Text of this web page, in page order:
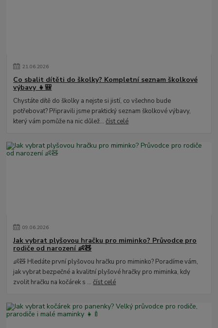
21.06.2026
Co sbalit dítěti do školky? Kompletní seznam školkové
výbavy 👧🎒
Chystáte dítě do školky a nejste si jistí, co všechno bude
potřebovat? Připravili jsme praktický seznam školkové výbavy,
který vám pomůže na nic důlež...číst celé
09.06.2026
Jak vybrat plyšovou hračku pro miminko? Průvodce pro
rodiče od narození 👶🧸
👶🧸 Hledáte první plyšovou hračku pro miminko? Poradíme vám,
jak vybrat bezpečné a kvalitní plyšové hračky pro miminka, kdy
zvolit hračku na kočárek s ...číst celé